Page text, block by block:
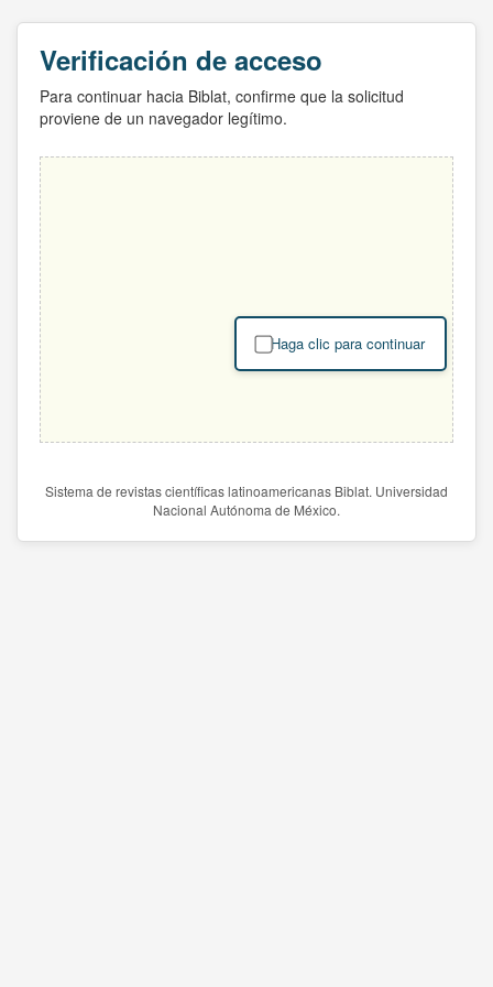
Verificación de acceso
Para continuar hacia Biblat, confirme que la solicitud
proviene de un navegador legítimo.
Haga clic para continuar
Sistema de revistas científicas latinoamericanas Biblat. Universidad
Nacional Autónoma de México.